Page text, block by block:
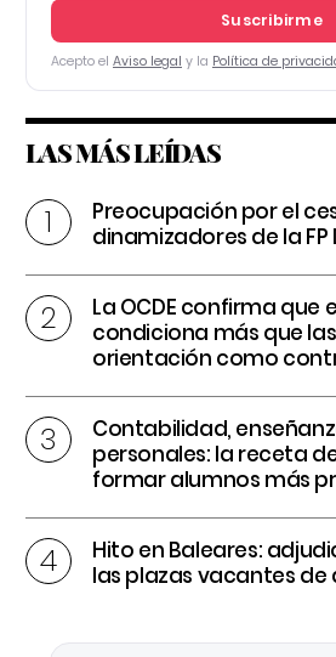
Suscribirme
Acepto el Aviso legal y la Política de
LAS MÁS LEÍDAS
Preocupación por el
dinamizadores de la
La OCDE confirma que
condiciona más que
orientación como
Contabilidad,
personales: la receta
formar alumnos más
Hito en Baleares:
las plazas vacantes de